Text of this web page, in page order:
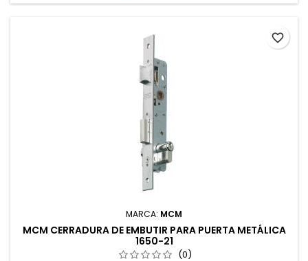
MARCA: MCM
MCM CERRADURA DE EMBUTIR PARA PUERTA METÁLICA
1650-21
(0)
favorite_border